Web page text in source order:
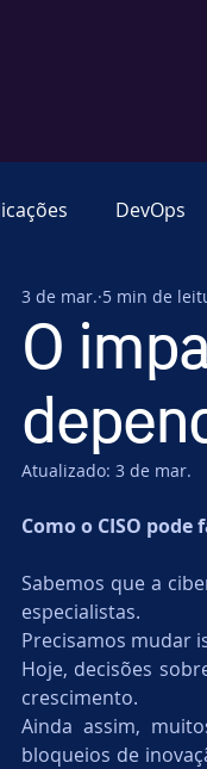
DevOps
Wide Web Web
de Dados
Data Protection
O
3 de mar. 5 min de
Atualizado: 3 de mar.
Como o CISO
Sabemos que a
especialistas.
Precisamos mudar
Hoje, decisões
crescimento.
Ainda assim,
bloqueios de